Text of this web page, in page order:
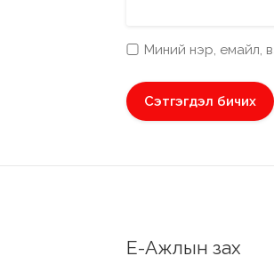
Миний нэр, емайл,
Е-Ажлын зах